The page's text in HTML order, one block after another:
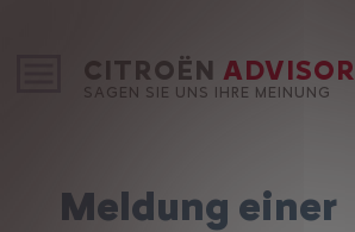
CITROËN ADVISOR
SAGEN SIE UNS IHRE MEINUNG
Meldung einer